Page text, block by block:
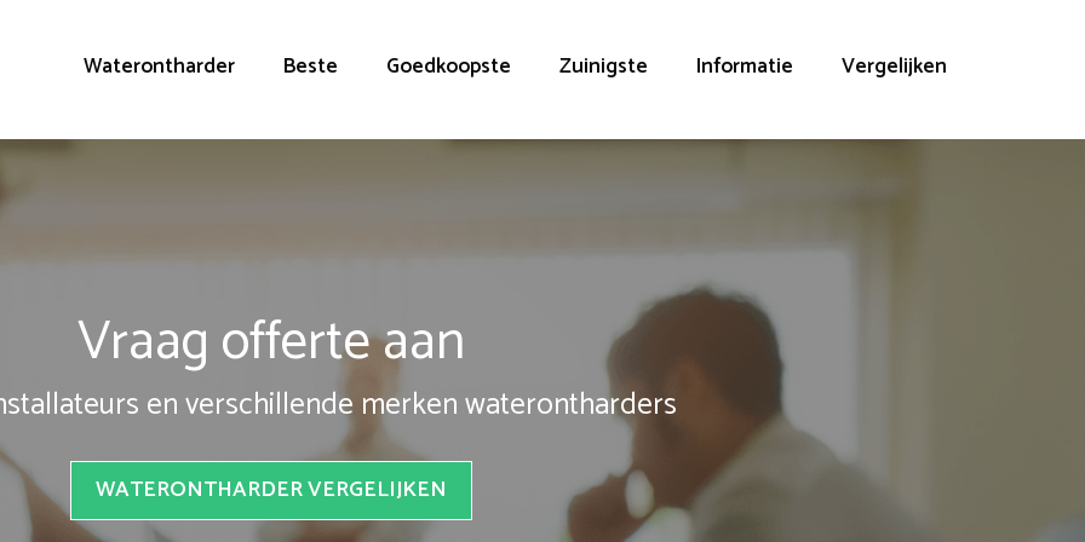
Waterontharder Beste Goedkoopste Zuinigste Informatie Vergelijken
Vraag offerte aan
en verschillende merken waterontharders
WATERONTHARDER VERGELIJKEN